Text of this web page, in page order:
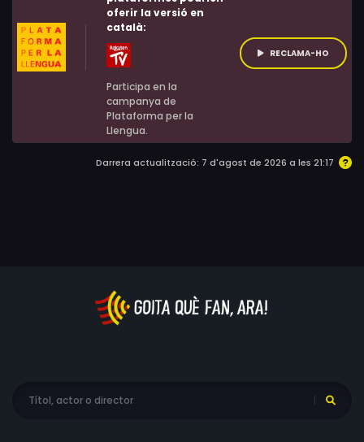
oferir la versió en
català:
Participa en la
campanya de
Plataforma per la
Llengua.
RECLAMA-HO
Darrera actualització: 7 d'agost de 2026 a les 21:17